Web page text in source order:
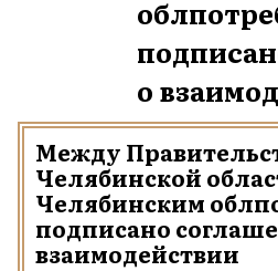
о
Между
Челябинской
Челябинским
подписано
взаимодействии